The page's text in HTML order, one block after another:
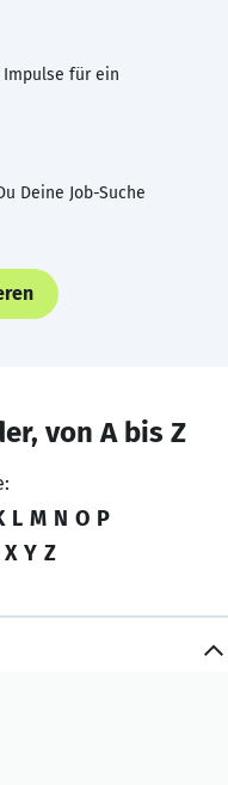
für ein
Deine Job-Suche
von A bis Z
L M N O P
X Y Z